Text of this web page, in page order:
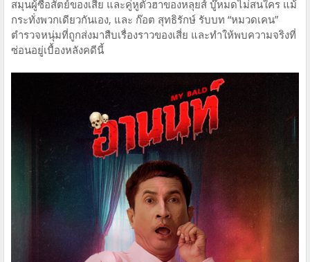
สมุนผู้ซื่อสัตย์ของเสี่ย และคู่หูตัวฮาของหลุยส์ บู๊หมดไม่สนใคร แม้
กระทั่งพวกเดียวกันเอง, และ ก๊อต สุทธิรักษ์ รับบท “หมวดเคน”
ตำรวจหนุ่มที่ถูกส่งมาสืบเรื่องราวของเสี่ย และทำให้พบความจริงที่
ซ่อนอยู่เบื้องหลังคดีนี้